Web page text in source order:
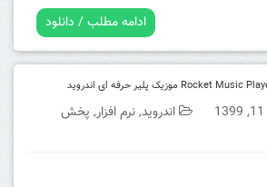
ادامه مطلب / دانلود
اندروید,نرم افزار, پخش